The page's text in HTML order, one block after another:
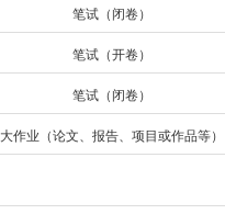
笔试（闭卷）
笔试（开卷）
笔试（闭卷）
大作业（论文、报告、项目或作品等）